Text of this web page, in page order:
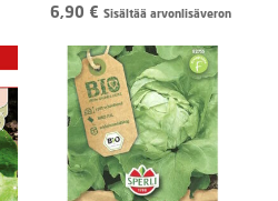
6,90 € Sisältää arvonlisäveron